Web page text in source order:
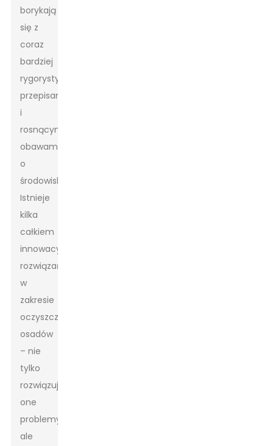
borykają
się z
coraz
bardziej
rygorystycznymi
przepisami
i
rosnącymi
obawami
o
środowisko.
Istnieje
kilka
całkiem
innowacyjnych
rozwiązań
w
zakresie
oczyszczania
osadów
– nie
tylko
rozwiązują
one
problemy,
ale